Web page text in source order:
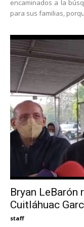
encaminados a la
para sus familias,
Bryan LeBarón
Cuitláhuac
staff